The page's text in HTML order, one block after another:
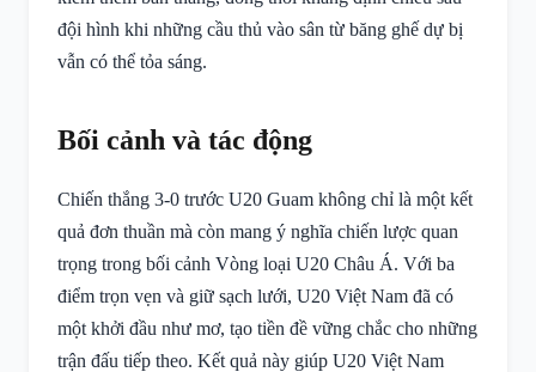
đội hình khi những cầu thủ vào sân từ băng ghế dự bị
vẫn có thể tỏa sáng.
Bối cảnh và tác động
Chiến thắng 3-0 trước U20 Guam không chỉ là một kết
quả đơn thuần mà còn mang ý nghĩa chiến lược quan
trọng trong bối cảnh Vòng loại U20 Châu Á. Với ba
điểm trọn vẹn và giữ sạch lưới, U20 Việt Nam đã có
một khởi đầu như mơ, tạo tiền đề vững chắc cho những
trận đấu tiếp theo. Kết quả này giúp U20 Việt Nam